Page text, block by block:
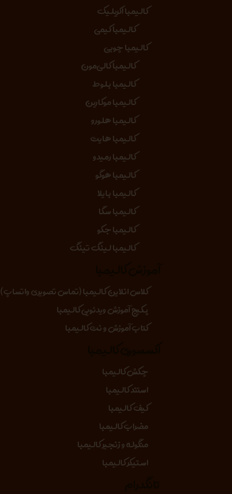
کالیمبا اکریلیک
کالیمبا کیمی
کالیمبا چوبی
کالیمبا کالی‌مون
کالیمبا بلوط
کالیمبا موکارین
کالیمبا هلورو
کالیمبا هایت
کالیمبا رمیدو
کالیمبا هوگو
کالیمبا بایلا
کالیمبا سگا
کالیمبا جکو
کالیمبا لینگ تینگ
کلاس انلاین کالیمبا (تماس تصویری واتساپ)
پکیج آموزش ویدئویی کالیمبا
کتاب آموزش و نت کالیمبا
چکش کالیمبا
استند کالیمبا
کیف کالیمبا
مضراب کالیمبا
منگوله و زنجیر کالیمبا
استیکر کالیمبا